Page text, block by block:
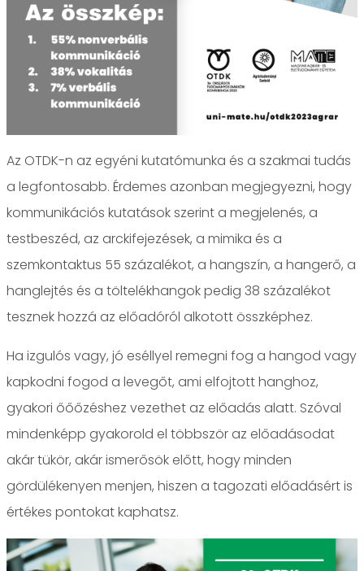
Az OTDK-n az egyéni kutatómunka és a szakmai tudás
a legfontosabb.️ Érdemes azonban megjegyezni, hogy
kommunikációs kutatások szerint a megjelenés, a
testbeszéd, az arckifejezések, a mimika és a
szemkontaktus 55 százalékot, a hangszín, a hangerő, a
hanglejtés és a töltelékhangok pedig 38 százalékot
tesznek hozzá az előadóról alkotott összképhez.
Ha izgulós vagy, jó eséllyel remegni fog a hangod vagy
kapkodni fogod a levegőt, ami elfojtott hanghoz,
gyakori őőőzéshez vezethet az előadás alatt. Szóval
mindenképp gyakorold el többször az előadásodat
akár tükör, akár ismerősök előtt, hogy minden
gördülékenyen menjen, hiszen a tagozati előadásért is
értékes pontokat kaphatsz.